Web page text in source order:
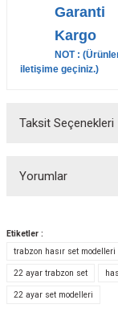
Garanti
Kargo
NOT : (
iletişime geçiniz.)
Taksit Seçenekleri
Yorumlar
Etiketler :
trabzon hasır set modelleri
22 ayar trabzon set
22 ayar set modelleri